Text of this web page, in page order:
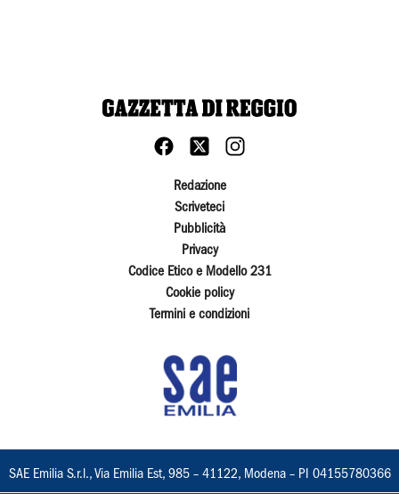
Redazione
Scriveteci
Pubblicità
Privacy
Codice Etico e Modello 231
Cookie policy
Termini e condizioni
SAE Emilia S.r.l., Via Emilia Est, 985 – 41122, Modena – PI 04155780366